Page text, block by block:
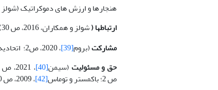
هنجارها و ارزش های دموکراتیک (شولز و
ارتباط­ها (شولز و همکاران، 2016، ص 30
مشارکت(بروم[39]
، 2020، ص2؛ اتحادیه اروپا، 2017، ص 53)
حق و مسئولیت (سیمن[40]
، 2021، ص 4؛ تن­دام، گیجسل، ریمرمن و لدوکس
ص 2؛ باکمستر و توماس
[42]
، 2009، ص 10)